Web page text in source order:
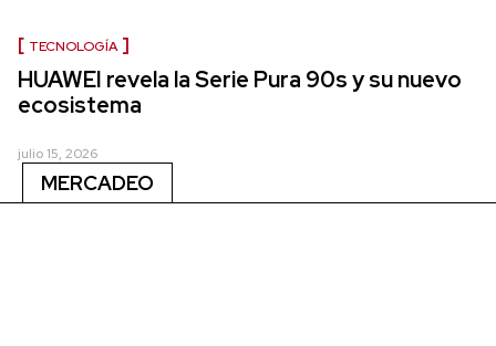
TECNOLOGÍA
HUAWEI revela la Serie Pura 90s y su nuevo
ecosistema
julio 15, 2026
MERCADEO